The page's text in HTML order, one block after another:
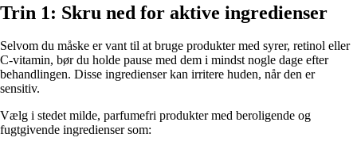
Trin 1: Skru ned for aktive ingredienser
Selvom du måske er vant til at bruge produkter med syrer, retinol eller
C-vitamin, bør du holde pause med dem i mindst nogle dage efter
behandlingen. Disse ingredienser kan irritere huden, når den er
sensitiv.
Vælg i stedet milde, parfumefri produkter med beroligende og
fugtgivende ingredienser som: